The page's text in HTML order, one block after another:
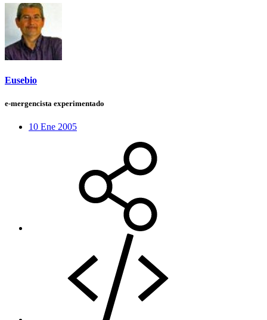
Eusebio
e-mergencista experimentado
10 Ene 2005